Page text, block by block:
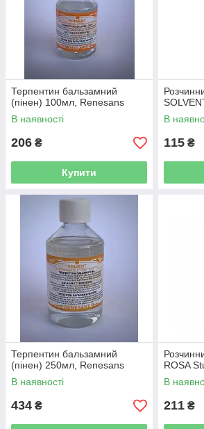
Терпентин бальзамний
(пінен) 100мл, Renesans
В наявності
206 ₴
Купити
В
115 ₴
Терпентин бальзамний
(пінен) 250мл, Renesans
В наявності
434 ₴
ROSA
В
211 ₴